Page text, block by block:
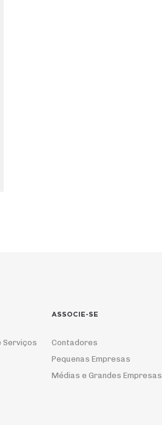
Serviços
ASSOCIE-SE
Contadores
Pequenas Empresas
Médias e Grandes Empresas